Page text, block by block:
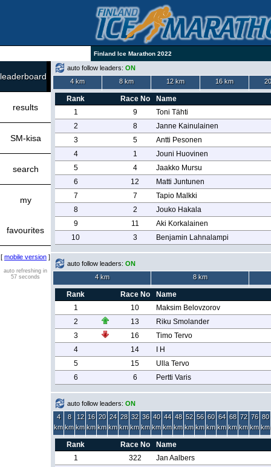
Finland Ice Marathon 2022
leaderboard
results
SM-kisa
search
my
favourites
[ mobile version ]
auto refreshing in
57 seconds
auto follow leaders: ON
4 km
8 km 12 km 16 km
Rank Race No
Name
1
9
Toni Tähti
2
8
Janne Kainulainen
3
5
Antti Pesonen
4
1
Jouni Huovinen
5
4
Jaakko Mursu
6
12
Matti Juntunen
7
7
Tapio Malkki
8
2
Jouko Hakala
9
11
Aki Korkalainen
10
3 Benjamin Lahnalampi
auto follow leaders: ON
4 km
8 km
Rank Race No
Name
1
10
Maksim Belovzorov
2
13
Riku Smolander
3
16
Timo Tervo
4
14
I H
5
15
Ulla Tervo
6
6 Pertti Varis
auto follow leaders: ON
4
km
8
km
12
km
16
km
20
km
24
km
28
km
32
km
36
km
40
km
44
km
48
km
52
km
56
km
60
km
64
km
68
km
72
km
76
km
80
km
Rank Race No
Name
1
322
Jan Aalbers